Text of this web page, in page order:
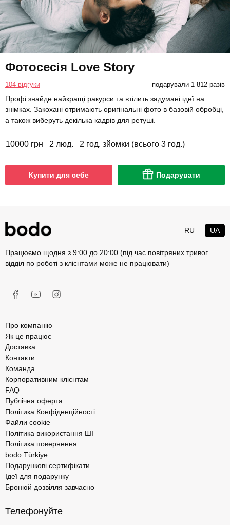
Фотосесія Love Story
104 відгуки подарували 1 812 разів
Профі знайде найкращі ракурси та втілить задумані ідеї на
знімках. Закохані отримають оригінальні фото в базовій обробці,
а також виберуть декілька кадрів для ретуші.
10000 грн 2 люд. 2 год. зйомки (всього 3 год.)
Купити для себе Подарувати
RU UA
Працюємо щодня з 9:00 до 20:00 (під час повітряних тривог
відділ по роботі з клієнтами може не працювати)
Про компанію
Як це працює
Доставка
Контакти
Команда
Корпоративним клієнтам
FAQ
Публічна оферта
Політика Конфіденційності
Файли cookie
Політика використання ШІ
Політика повернення
bodo Türkiye
Подарункові сертифікати
Ідеї для подарунку
Бронюй дозвілля завчасно
Телефонуйте